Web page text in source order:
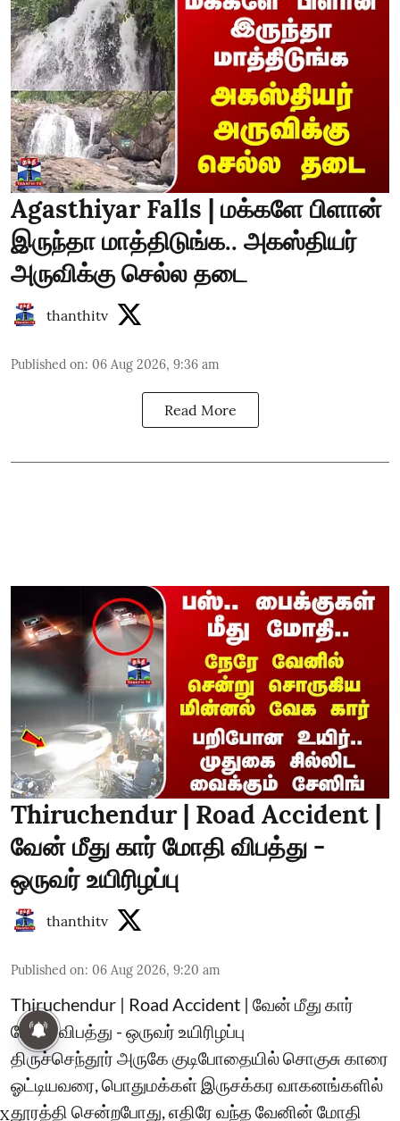
Agasthiyar Falls | மக்களே பிளான்
இருந்தா மாத்திடுங்க.. அகஸ்தியர்
அருவிக்கு செல்ல தடை
thanthitv
Published on: 06 Aug 2026, 9:36 am
Read More
Thiruchendur | Road Accident |
வேன் மீது கார் மோதி விபத்து -
ஒருவர் உயிரிழப்பு
thanthitv
Published on: 06 Aug 2026, 9:20 am
Thiruchendur | Road Accident | வேன் மீது கார்
மோதி விபத்து - ஒருவர் உயிரிழப்பு
திருச்செந்தூர் அருகே குடிபோதையில் சொகுசு காரை
ஓட்டியவரை, பொதுமக்கள் இருசக்கர வாகனங்களில்
தூரத்தி சென்றபோது, எதிரே வந்த வேனின் மோதி
X